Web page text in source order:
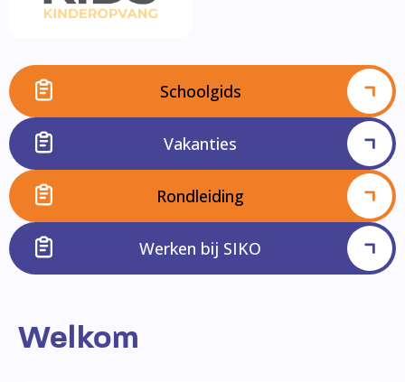
Schoolgids
Vakanties
Rondleiding
Werken bij SIKO
Welkom